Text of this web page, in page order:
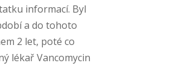
informací. Byl
a do tohoto
2 let, poté co
lékař Vancomycin